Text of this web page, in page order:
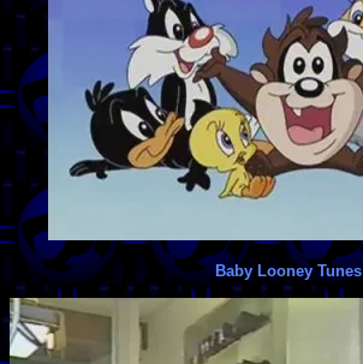
Baby Looney Tunes